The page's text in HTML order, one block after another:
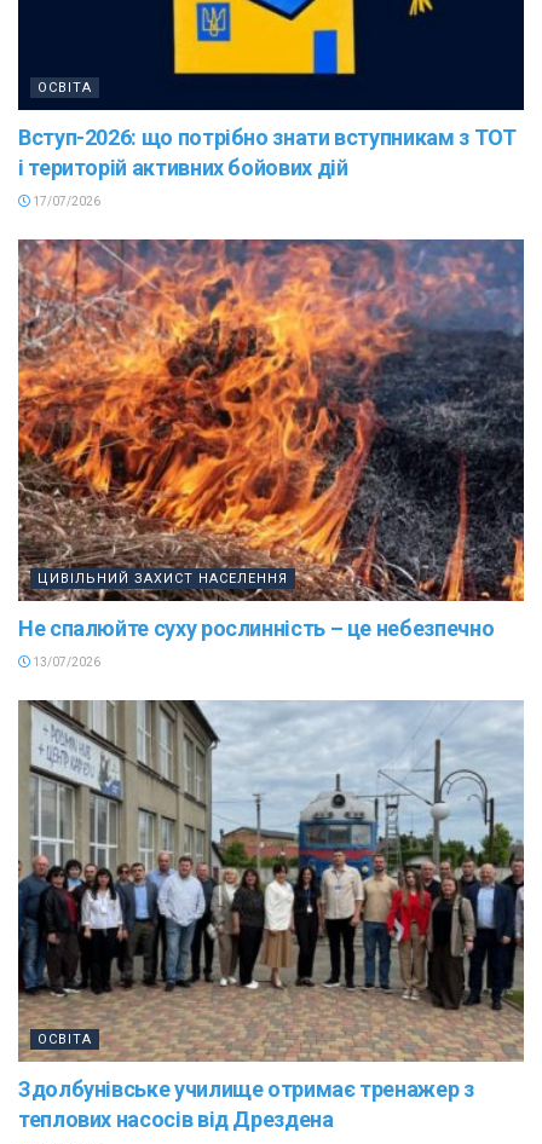
ОСВІТА
Вступ-2026: що потрібно знати вступникам з ТОТ
і територій активних бойових дій
17/07/2026
ЦИВІЛЬНИЙ ЗАХИСТ НАСЕЛЕННЯ
Не спалюйте суху рослинність – це небезпечно
13/07/2026
ОСВІТА
Здолбунівське училище отримає тренажер з
теплових насосів від Дрездена